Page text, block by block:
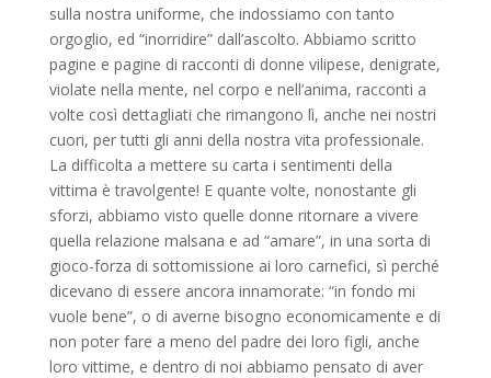
sulla nostra uniforme, che indossiamo con tanto
orgoglio, ed “inorridire” dall’ascolto. Abbiamo scritto
pagine e pagine di racconti di donne vilipese, denigrate,
violate nella mente, nel corpo e nell’anima, racconti a
volte così dettagliati che rimangono lì, anche nei nostri
cuori, per tutti gli anni della nostra vita professionale.
La difficolta a mettere su carta i sentimenti della
vittima è travolgente! E quante volte, nonostante gli
sforzi, abbiamo visto quelle donne ritornare a vivere
quella relazione malsana e ad “amare”, in una sorta di
gioco-forza di sottomissione ai loro carnefici, sì perché
dicevano di essere ancora innamorate: “in fondo mi
vuole bene”, o di averne bisogno economicamente e di
non poter fare a meno del padre dei loro figli, anche
loro vittime, e dentro di noi abbiamo pensato di aver